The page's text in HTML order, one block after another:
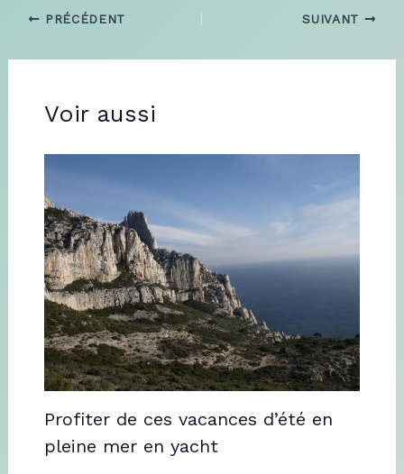
PRÉCÉDENT SUIVANT
Voir aussi
Profiter de ces vacances d’été en
pleine mer en yacht